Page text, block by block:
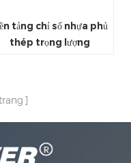
tảng chỉ số nhựa phủ
thép trọng lượng